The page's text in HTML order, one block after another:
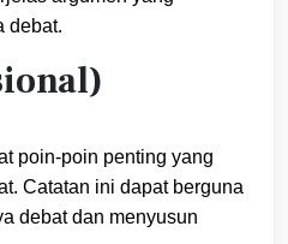
debat.
poin-poin penting yang
Catatan ini dapat berguna
debat dan menyusun